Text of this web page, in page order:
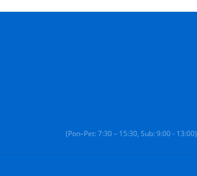
(Pon–Pet: 7:30 – 15:30, Sub: 9:00 - 13:00)